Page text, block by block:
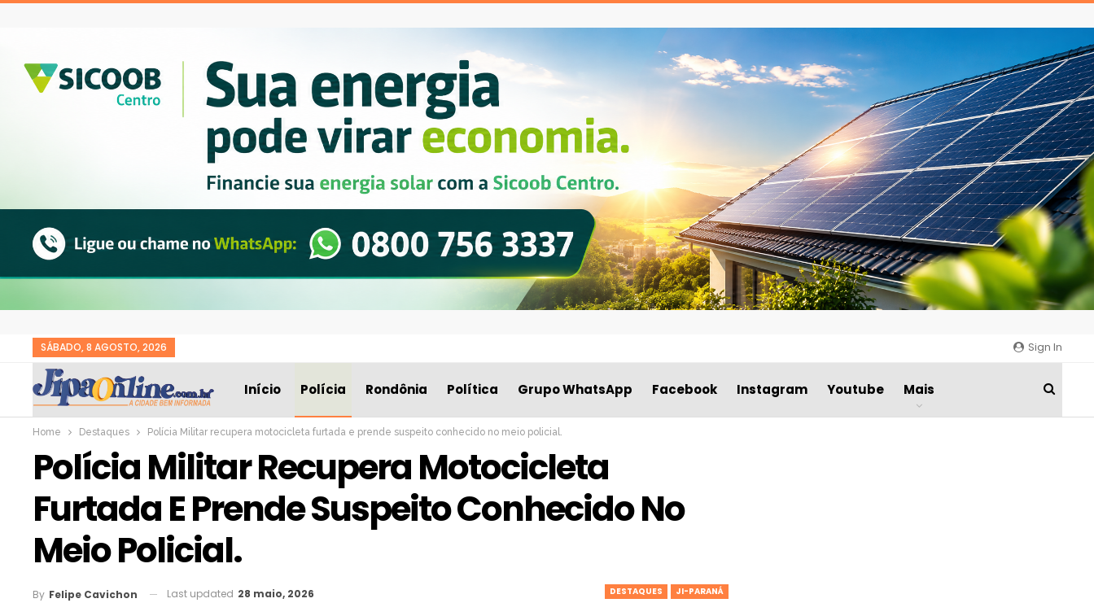
Sign In
SÁBADO, 8 AGOSTO, 2026
Início Polícia Rondônia Política Grupo WhatsApp Facebook Instagram Youtube Mais
Home Destaques Polícia Militar recupera motocicleta furtada e prende suspeito conhecido no meio policial.
Polícia Militar Recupera Motocicleta
Furtada E Prende Suspeito Conhecido No
Meio Policial.
DESTAQUES JI-PARANÁ
By Felipe Cavichon Last updated 28 maio, 2026